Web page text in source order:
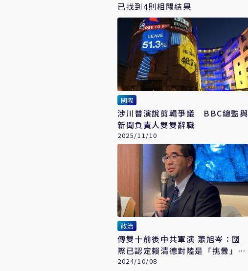
已找到4則相關結果
國際
涉川普演說剪輯爭議 BBC總監與
新聞負責人雙雙辭職
2025/11/10
政治
傳雙十前後中共軍演 蕭旭岑：國
際已認定賴清德對陸是「挑釁」策
略
2024/10/08